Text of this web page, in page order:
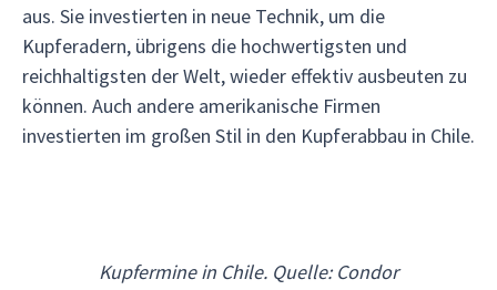
aus. Sie investierten in neue Technik, um die
Kupferadern, übrigens die hochwertigsten und
reichhaltigsten der Welt, wieder effektiv ausbeuten zu
können. Auch andere amerikanische Firmen
investierten im großen Stil in den Kupferabbau in Chile.
Kupfermine in Chile. Quelle: Condor